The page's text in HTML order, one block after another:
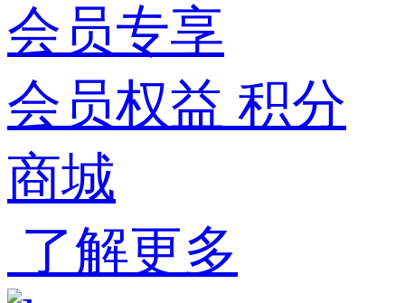
会员专享
会员权益 积分
商城
了解更多